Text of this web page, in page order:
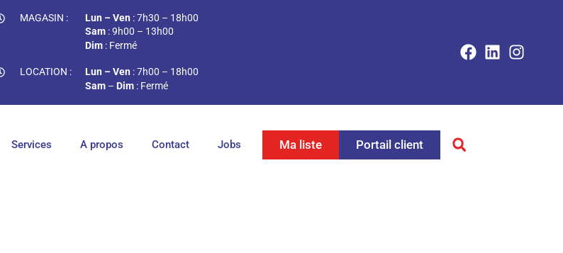
MAGASIN : Lun – Ven : 7h30 – 18h00
Sam : 9h00 – 13h00
Dim : Fermé
LOCATION : Lun – Ven : 7h00 – 18h00
Sam – Dim : Fermé
Services A propos Contact Jobs Ma liste Portail client